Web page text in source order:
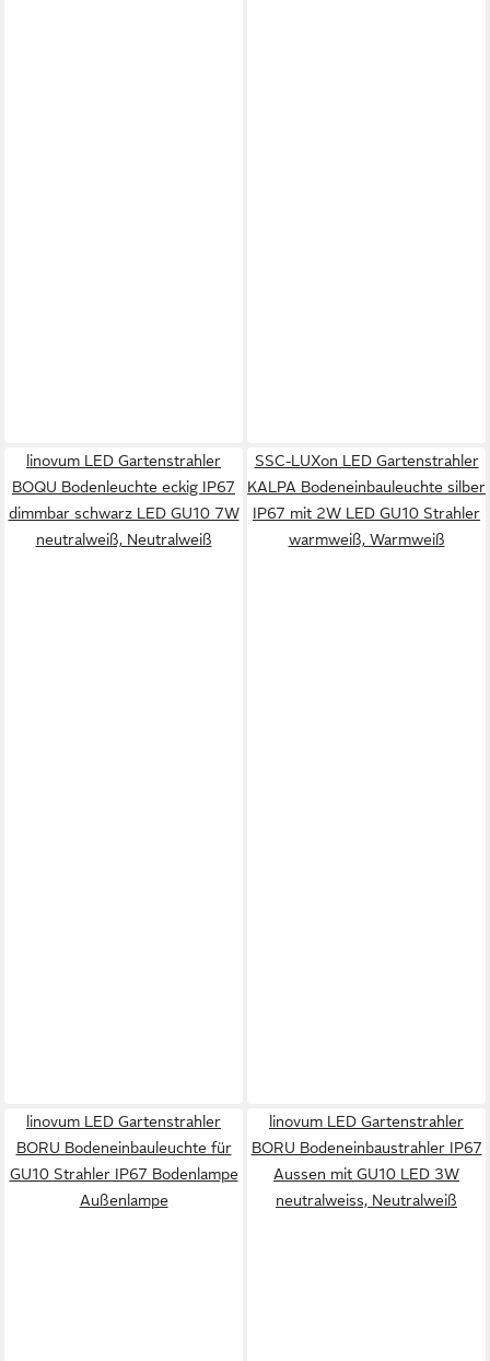
linovum LED Gartenstrahler
BOQU Bodenleuchte eckig IP67
dimmbar schwarz LED GU10 7W
neutralweiß, Neutralweiß
SSC-LUXon LED Gartenstrahler
KALPA Bodeneinbauleuchte silber
IP67 mit 2W LED GU10 Strahler
warmweiß, Warmweiß
linovum LED Gartenstrahler
BORU Bodeneinbauleuchte für
GU10 Strahler IP67 Bodenlampe
Außenlampe
linovum LED Gartenstrahler
BORU Bodeneinbaustrahler IP67
Aussen mit GU10 LED 3W
neutralweiss, Neutralweiß